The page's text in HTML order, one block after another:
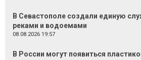
В Севастополе создали единую
реками и водоемами
08.08.2026 19:57
В России могут появиться